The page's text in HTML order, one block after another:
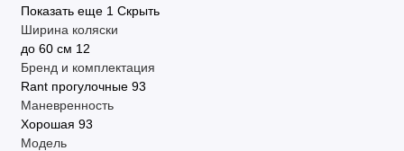
Показать еще 1 Скрыть
Ширина коляски
до 60 см 12
Бренд и комплектация
Rant прогулочные 93
Маневренность
Хорошая 93
Модель